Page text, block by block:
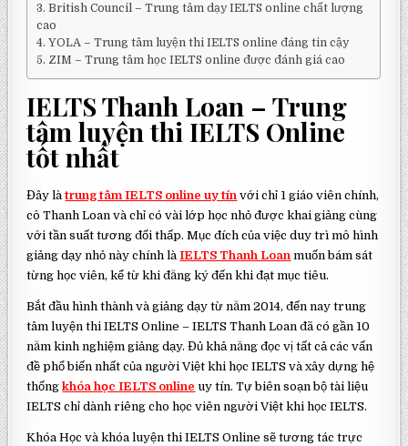
British Council – Trung tâm dạy IELTS online chất lượng
cao
YOLA – Trung tâm luyện thi IELTS online đáng tin cậy
ZIM – Trung tâm học IELTS online được đánh giá cao
IELTS Thanh Loan – Trung
tâm luyện thi IELTS Online
tốt nhất
Đây làtrung tâm IELTS online uy tín với chỉ 1 giáo viên chính,
cô Thanh Loan và chỉ có vài lớp học nhỏ được khai giảng cùng
với tần suất tương đối thấp. Mục đích của việc duy trì mô hình
giảng dạy nhỏ này chính làIELTS Thanh Loan muốn bám sát
từng học viên, kể từ khi đăng ký đến khi đạt mục tiêu.
Bắt đầu hình thành và giảng dạy từ năm 2014, đến nay trung
tâm luyện thi IELTS Online – IELTS Thanh Loan đã có gần 10
năm kinh nghiệm giảng dạy. Đủ khả năng đọc vị tất cả các vấn
đề phổ biến nhất của người Việt khi học IELTS và xây dựng hệ
thốngkhóa học IELTS online uy tín. Tự biên soạn bộ tài liệu
IELTS chỉ dành riêng cho học viên người Việt khi học IELTS.
Khóa Học và khóa luyện thi IELTS Online sẽ tương tác trực